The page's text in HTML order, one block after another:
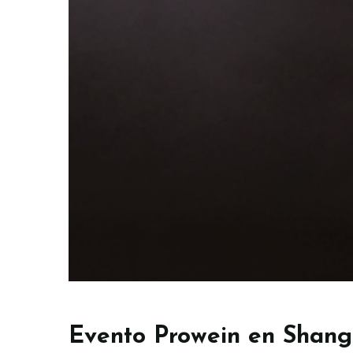
Evento Prowein en